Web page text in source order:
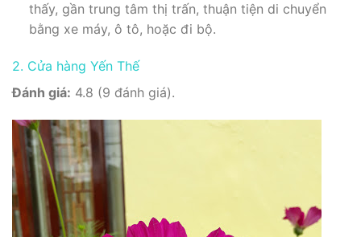
thấy, gần trung tâm thị trấn, thuận tiện di chuyển
bằng xe máy, ô tô, hoặc đi bộ.
2. Cửa hàng Yến Thế
Đánh giá: 4.8 (9 đánh giá).